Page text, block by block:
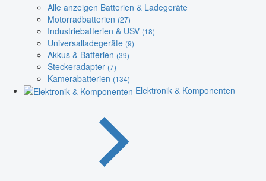
Alle anzeigen Batterien & Ladegeräte
Motorradbatterien (27)
Industriebatterien & USV (18)
Universalladegeräte (9)
Akkus & Batterien (39)
Steckeradapter (7)
Kamerabatterien (134)
Elektronik & Komponenten